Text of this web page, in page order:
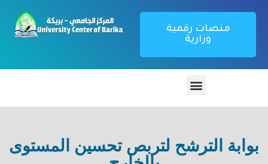
منصات رقمية
وزارية
بوابة الترشح لتربص تحسين المستوى